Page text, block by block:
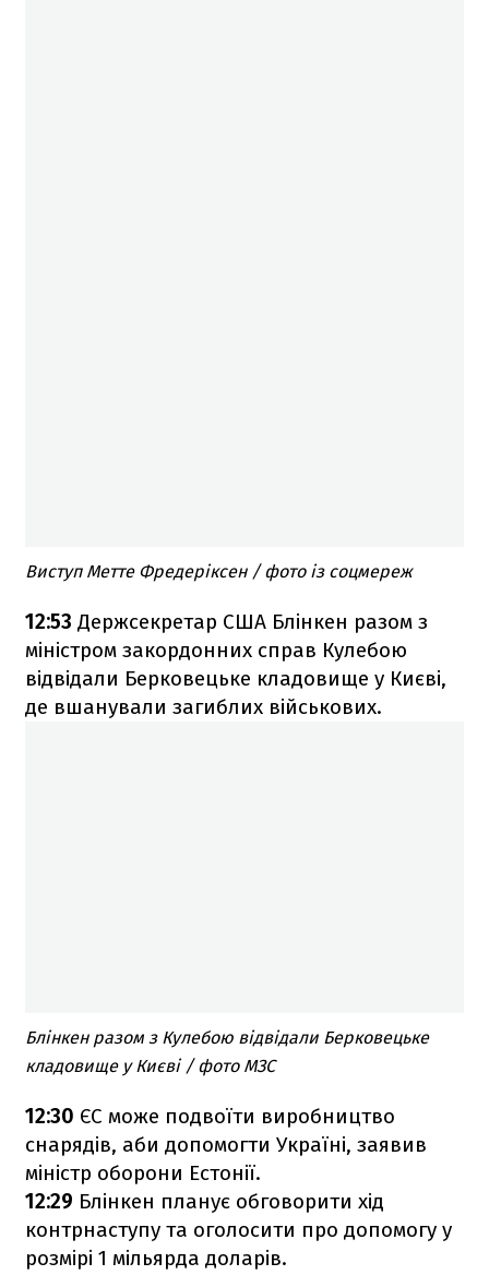
Виступ Метте Фредеріксен / фото із соцмереж
12:53 Держсекретар США Блінкен разом з
міністром закордонних справ Кулебою
відвідали Берковецьке кладовище у Києві,
де вшанували загиблих військових.
Блінкен разом з Кулебою відвідали Берковецьке
кладовище у Києві / фото МЗС
12:30 ЄС може подвоїти виробництво
снарядів, аби допомогти Україні, заявив
міністр оборони Естонії.
12:29 Блінкен планує обговорити хід
контрнаступу та оголосити про допомогу у
розмірі 1 мільярда доларів.